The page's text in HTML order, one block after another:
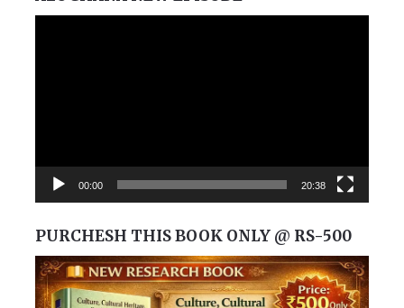
00:00 20:38
PURCHESH THIS BOOK ONLY @ RS-500